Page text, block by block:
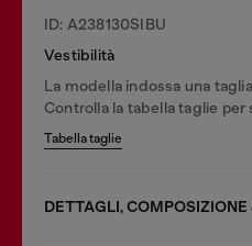
ID: A238130SIBU
Vestibilità
La modella indossa una
Controlla la tabella taglie
Tabella taglie
DETTAGLI, COMPOSIZIONE